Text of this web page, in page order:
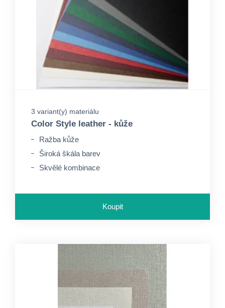
3 variant(y) materiálu
Color Style leather - kůže
Ražba kůže
Široká škála barev
Skvělé kombinace
Koupit